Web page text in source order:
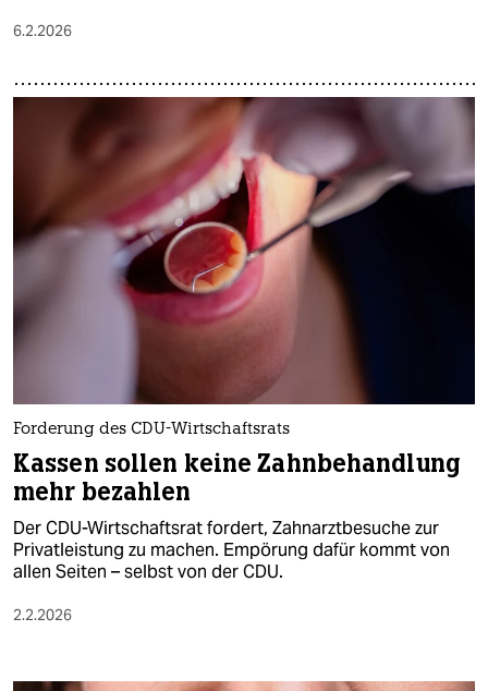
6.2.2026
Forderung des CDU-Wirtschaftsrats
Kassen sollen keine Zahnbehandlung
mehr bezahlen
Der CDU-Wirtschaftsrat fordert, Zahnarztbesuche zur
Privatleistung zu machen. Empörung dafür kommt von
allen Seiten – selbst von der CDU.
2.2.2026